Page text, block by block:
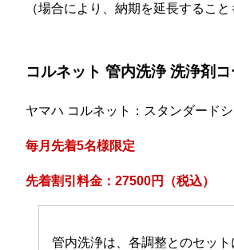
（場合により、納期を延長すること
コルネット 管内洗浄 洗浄剤コ
ヤマハ コルネット：スタンダード
毎月先着5名様限定
先着割引料金：27500円（税込）
管内洗浄は、各調整とのセット